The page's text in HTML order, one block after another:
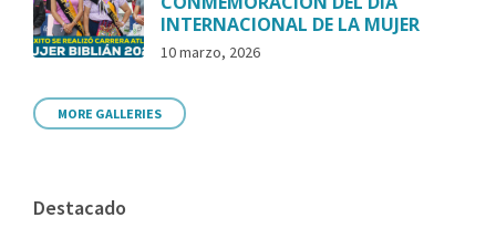
INTERNACIONAL DE LA MUJER
10 marzo, 2026
MORE GALLERIES
Destacado